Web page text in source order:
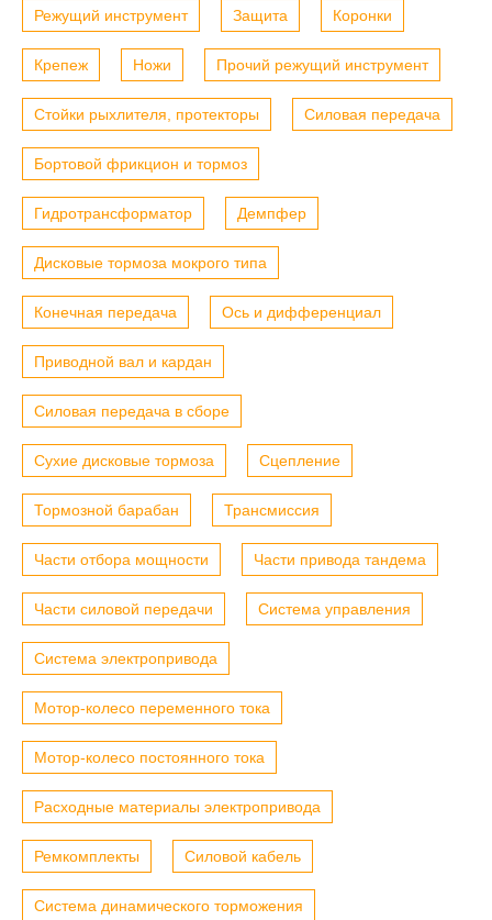
Режущий инструмент Защита Коронки
Крепеж Ножи Прочий режущий инструмент
Стойки рыхлителя, протекторы Силовая передача
Бортовой фрикцион и тормоз
Гидротрансформатор Демпфер
Дисковые тормоза мокрого типа
Конечная передача Ось и дифференциал
Приводной вал и кардан
Силовая передача в сборе
Сухие дисковые тормоза Сцепление
Тормозной барабан Трансмиссия
Части отбора мощности Части привода тандема
Части силовой передачи Система управления
Система электропривода
Мотор-колесо переменного тока
Мотор-колесо постоянного тока
Расходные материалы электропривода
Ремкомплекты Силовой кабель
Система динамического торможения